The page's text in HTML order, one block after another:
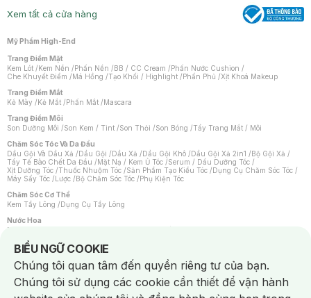
Xem tất cả cửa hàng
Mỹ Phẩm High-End
Trang Điểm Mặt
Kem Lót /Kem Nền /Phấn Nền /BB / CC Cream /Phấn Nước Cushion /
Che Khuyết Điểm /Má Hồng /Tạo Khối / Highlight /Phấn Phủ /Xịt Khoá Makeup
Trang Điểm Mắt
Kẻ Mày /Kẻ Mắt /Phấn Mắt /Mascara
Trang Điểm Môi
Son Dưỡng Môi /Son Kem / Tint /Son Thỏi /Son Bóng /Tẩy Trang Mắt / Môi
Chăm Sóc Tóc Và Da Đầu
Dầu Gội Và Dầu Xả /Dầu Gội /Dầu Xả /Dầu Gội Khô /Dầu Gội Xả 2in1 /Bộ Gội Xả /
Tẩy Tế Bào Chết Da Đầu /Mặt Nạ / Kem Ủ Tóc /Serum / Dầu Dưỡng Tóc /
Xịt Dưỡng Tóc /Thuốc Nhuộm Tóc /Sản Phẩm Tạo Kiểu Tóc /Dụng Cụ Chăm Sóc Tóc /
Máy Sấy Tóc /Lược /Bộ Chăm Sóc Tóc /Phụ Kiện Tóc
Chăm Sóc Cơ Thể
Kem Tẩy Lông /Dụng Cụ Tẩy Lông
Nước Hoa
Nước Hoa Nữ
Chăm Sóc Cá Nhân
Chống Muỗi /Khẩu Trang /Máy Massage/Mặt Nạ Xông Hơi /Nước Rửa Tay/
Sản Phẩm Chăm Sóc Khác /Bàn Chải Đánh Răng /Bàn Chải Điện/
Hỗ Trợ Trắng Răng/Kem Đánh Răng /Máy Tăm Nước/ Nước Súc Miệng/
Tăm / Chỉ Nha Khoa/ Xịt Thơm Miệng / Dung Dịch Vệ Sinh/Dưỡng Vùng Kín/
BIỂU NGỮ COOKIE
Notice about cookies usage
Chúng tôi quan tâm đến quyền riêng tư của bạn.
Chúng tôi sử dụng các cookie cần thiết để vận hành